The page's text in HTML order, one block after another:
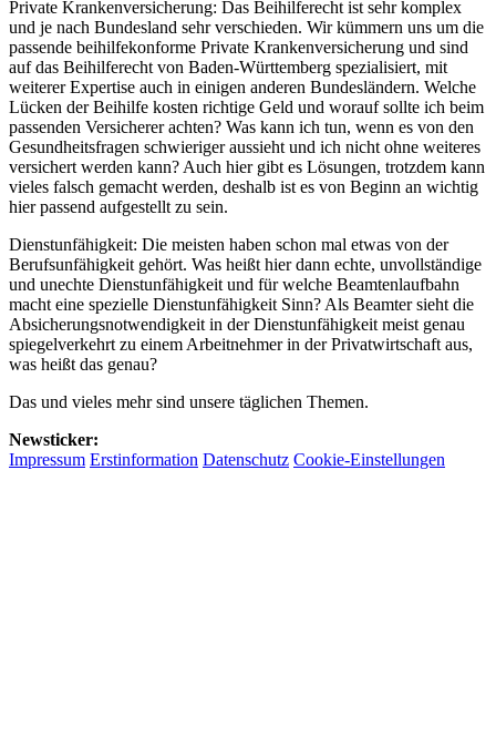
Private Krankenversicherung: Das Beihilferecht ist sehr komplex
und je nach Bundesland sehr verschieden. Wir kümmern uns um die
passende beihilfekonforme Private Krankenversicherung und sind
auf das Beihilferecht von Baden-Württemberg spezialisiert, mit
weiterer Expertise auch in einigen anderen Bundesländern. Welche
Lücken der Beihilfe kosten richtige Geld und worauf sollte ich beim
passenden Versicherer achten? Was kann ich tun, wenn es von den
Gesundheitsfragen schwieriger aussieht und ich nicht ohne weiteres
versichert werden kann? Auch hier gibt es Lösungen, trotzdem kann
vieles falsch gemacht werden, deshalb ist es von Beginn an wichtig
hier passend aufgestellt zu sein.
Dienstunfähigkeit: Die meisten haben schon mal etwas von der
Berufsunfähigkeit gehört. Was heißt hier dann echte, unvollständige
und unechte Dienstunfähigkeit und für welche Beamtenlaufbahn
macht eine spezielle Dienstunfähigkeit Sinn? Als Beamter sieht die
Absicherungsnotwendigkeit in der Dienstunfähigkeit meist genau
spiegelverkehrt zu einem Arbeitnehmer in der Privatwirtschaft aus,
was heißt das genau?
Das und vieles mehr sind unsere täglichen Themen.
Newsticker:
Impressum Erstinformation Datenschutz Cookie-Einstellungen